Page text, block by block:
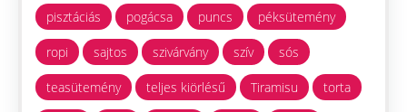
pisztáciás pogácsa puncs péksütemény
ropi sajtos szivárvány szív sós
teasütemény teljes kiörlésű Tiramisu torta